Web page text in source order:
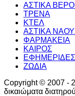
ΑΣΤΙΚΑ
ΤΡΕΝΑ
ΚΤΕΛ
ΑΣΤΙΚΑ
ΦΑΡΜΑΚΕΙΑ
ΚΑΙΡΟΣ
ΕΦΗΜΕΡΙΔΕΣ
ΖΩΔΙΑ
Copyright © 2007 -
δικαιώματα